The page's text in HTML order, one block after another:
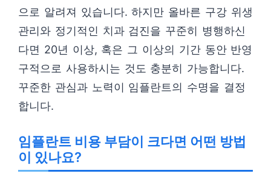
으로 알려져 있습니다. 하지만 올바른 구강 위생
관리와 정기적인 치과 검진을 꾸준히 병행하신
다면 20년 이상, 혹은 그 이상의 기간 동안 반영
구적으로 사용하시는 것도 충분히 가능합니다.
꾸준한 관심과 노력이 임플란트의 수명을 결정
합니다.
임플란트 비용 부담이 크다면 어떤 방법
이 있나요?